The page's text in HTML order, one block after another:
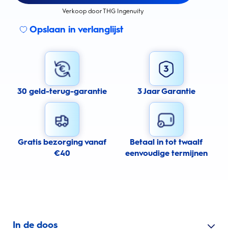
Verkoop door THG Ingenuity
Opslaan in verlanglijst
30 geld-terug-garantie 3 Jaar Garantie
Gratis bezorging vanaf
€40
Betaal in tot twaalf
eenvoudige termijnen
In de doos